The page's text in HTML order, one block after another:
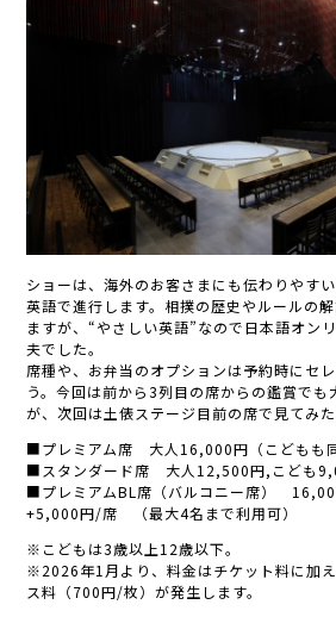
ショーは、海外のお客さまにも伝わりやす
英語で進行します。相撲の歴史やルールの
ますが、“やさしい英語”なので日本語オン
夫でした。
席種や、お弁当のオプションは予約時にセ
う。今回は前から3列目の席からの鑑賞でも
が、次回は土俵ステージ目前の席で見てみた
■プレミアム席 大人16,000円（こどもも同
■スタンダード席 大人12,500円,こども
■プレミアムBL席（バルコニー席）
+5,000円/席 （最大4名まで利用可）
※こどもは3歳以上12歳以下。
※2026年1月より、料金はチケット料に加
ス料（700円/枚）が発生します。